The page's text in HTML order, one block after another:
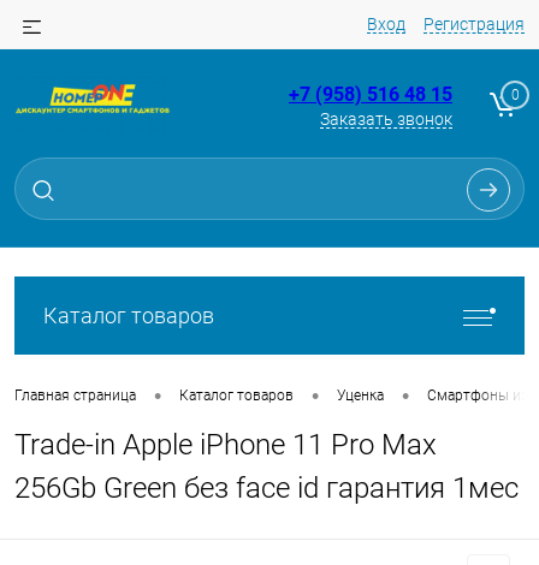
Вход Регистрация
+7 (958) 516 48 15
Заказать звонок
0
Каталог товаров
Главная страница • Каталог товаров • Уценка • Смартфоны из
Trade-in Apple iPhone 11 Pro Max
256Gb Green без face id гарантия 1мес
Для клиентов всех банков
Разбейте
без переплат
Сегодня